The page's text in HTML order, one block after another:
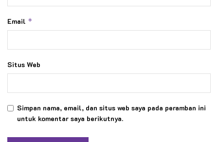
Email *
Situs Web
Simpan nama, email, dan situs web saya pada peramban ini
untuk komentar saya berikutnya.